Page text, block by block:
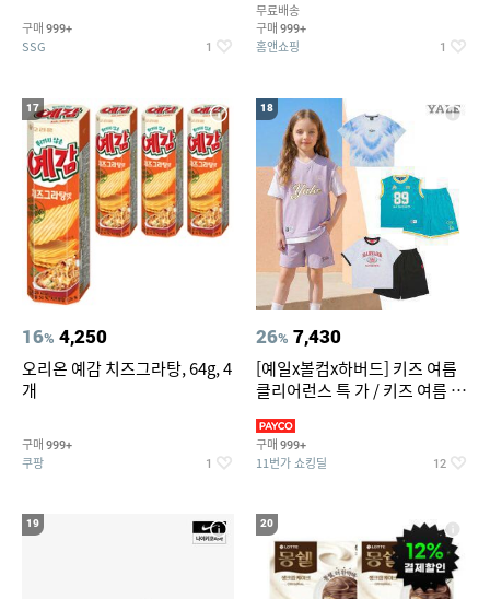
구매 999+
SSG 1
무료배송
구매 999+
홈앤쇼핑 1
17
16% 4,250
오리온 예감 치즈그라탕, 64g, 4
개
구매 999+
쿠팡 1
18
26% 7,430
[예일x볼컴x하버드] 키즈 여름
클리어런스 특 가 / 키즈 여름 수
구매 999+
11번가 쇼킹딜 12
19 20